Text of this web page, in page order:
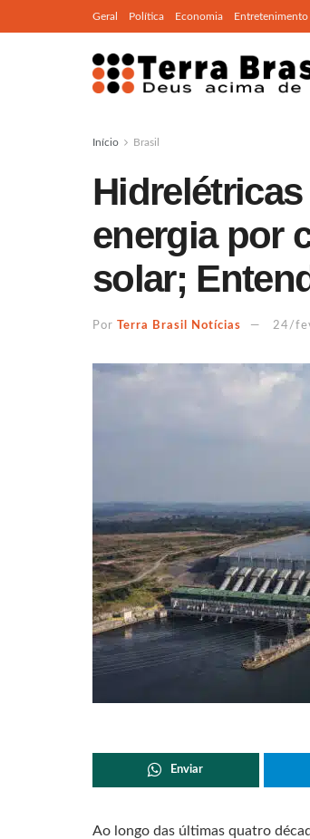
Geral Política Economia Entretenimento
Início Brasil
energia por
solar;
Por Terra Brasil Notícias 24/
Enviar
Ao longo das últimas quatro